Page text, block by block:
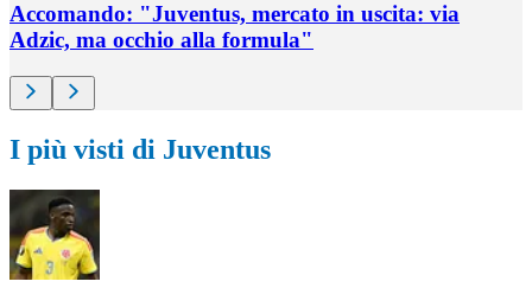
Accomando: "Juventus, mercato in uscita: via
Adzic, ma occhio alla formula"
I più visti di Juventus